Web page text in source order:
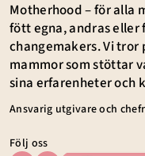
Motherhood – för alla
fött egna, andras
changemakers. Vi
mammor som stöttar
sina erfarenheter och
Ansvarig utgivare och
Följ oss